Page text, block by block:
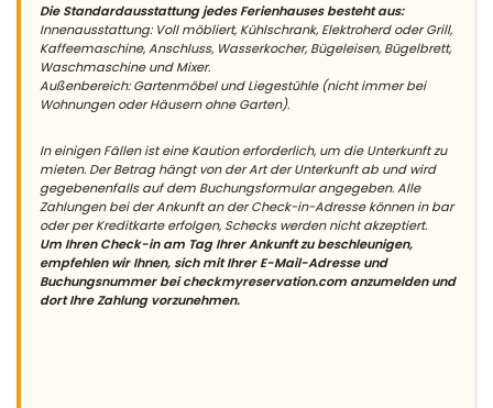
Die Standardausstattung jedes Ferienhauses besteht aus:
Innenausstattung: Voll möbliert, Kühlschrank, Elektroherd oder Grill,
Kaffeemaschine, Anschluss, Wasserkocher, Bügeleisen, Bügelbrett,
Waschmaschine und Mixer.
Außenbereich: Gartenmöbel und Liegestühle (nicht immer bei
Wohnungen oder Häusern ohne Garten).
In einigen Fällen ist eine Kaution erforderlich, um die Unterkunft zu
mieten. Der Betrag hängt von der Art der Unterkunft ab und wird
gegebenenfalls auf dem Buchungsformular angegeben. Alle
Zahlungen bei der Ankunft an der Check-in-Adresse können in bar
oder per Kreditkarte erfolgen, Schecks werden nicht akzeptiert.
Um Ihren Check-in am Tag Ihrer Ankunft zu beschleunigen,
empfehlen wir Ihnen, sich mit Ihrer E-Mail-Adresse und
Buchungsnummer bei checkmyreservation.com anzumelden und
dort Ihre Zahlung vorzunehmen.